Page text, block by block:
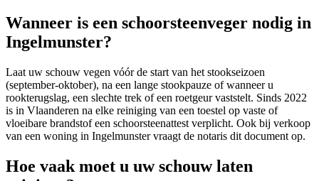
Wanneer is een schoorsteenveger nodig in
Ingelmunster?
Laat uw schouw vegen vóór de start van het stookseizoen
(september-oktober), na een lange stookpauze of wanneer u
rookterugslag, een slechte trek of een roetgeur vaststelt. Sinds 2022
is in Vlaanderen na elke reiniging van een toestel op vaste of
vloeibare brandstof een schoorsteenattest verplicht. Ook bij verkoop
van een woning in Ingelmunster vraagt de notaris dit document op.
Hoe vaak moet u uw schouw laten